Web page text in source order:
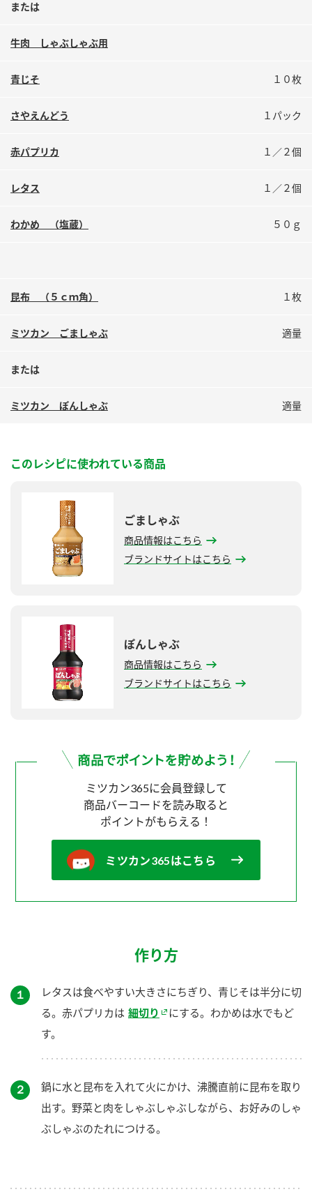
ロングセラー商品 ＋ おすすめレシピ
または
牛肉 しゃぶしゃぶ用
青じそ １０枚
さやえんどう １パック
赤パプリカ １／２個
レタス １／２個
わかめ （塩蔵） ５０ｇ
昆布 （５ｃｍ角） １枚
ミツカン ごましゃぶ 適量
または
ミツカン ぽんしゃぶ 適量
このレシピに使われている商品
ごましゃぶ
商品情報はこちら
ブランドサイトはこちら
ぽんしゃぶ
商品情報はこちら
ブランドサイトはこちら
ミツカン365に会員登録して
商品バーコードを読み取ると
ポイントがもらえる！
ミツカン365はこちら
作り方
１
レタスは食べやすい大きさにちぎり、青じそは半分に切
る。赤パプリカは 細切り
にする。わかめは水でもど
す。
２
鍋に水と昆布を入れて火にかけ、沸騰直前に昆布を取り
出す。野菜と肉をしゃぶしゃぶしながら、お好みのしゃ
ぶしゃぶのたれにつける。